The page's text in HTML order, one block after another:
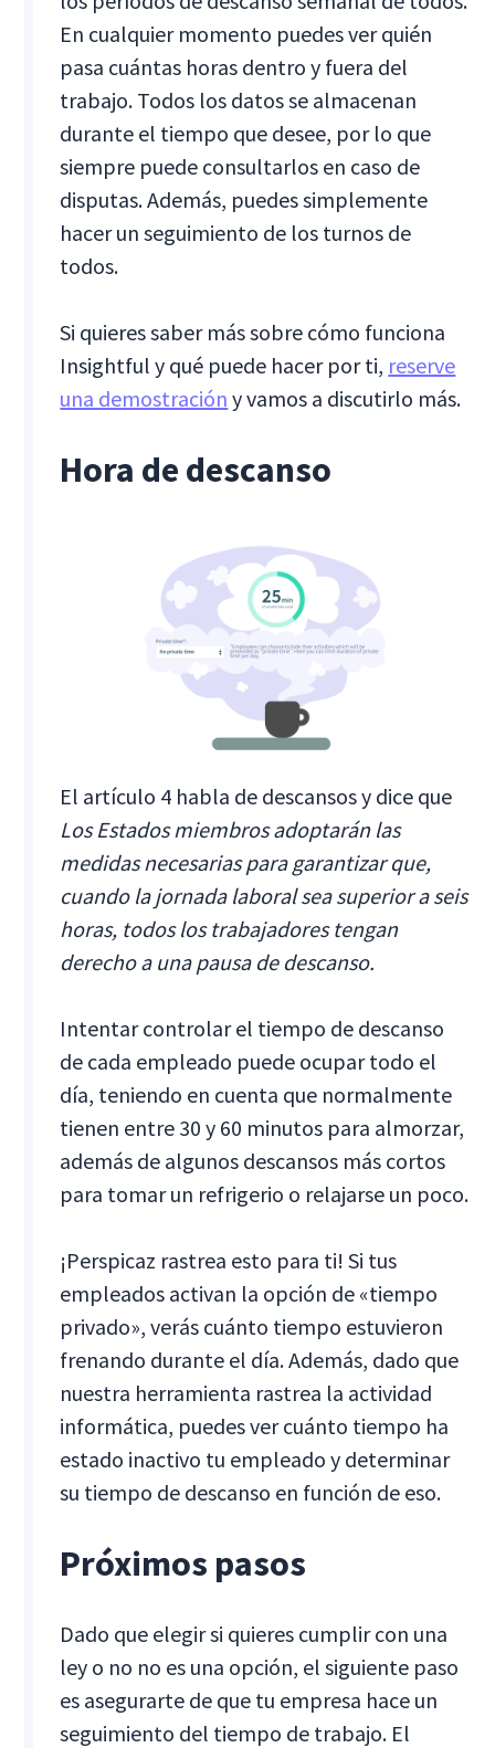
En cualquier momento puedes ver quién
pasa cuántas horas dentro y fuera del
trabajo. Todos los datos se almacenan
durante el tiempo que desee, por lo que
siempre puede consultarlos en caso de
disputas. Además, puedes simplemente
hacer un seguimiento de los turnos de
todos.
Si quieres saber más sobre cómo funciona
Insightful y qué puede hacer por ti, reserve
una demostración y vamos a discutirlo más.
Hora de descanso
El artículo 4 habla de descansos y dice que
Los Estados miembros adoptarán las
medidas necesarias para garantizar que,
cuando la jornada laboral sea superior a seis
horas, todos los trabajadores tengan
derecho a una pausa de descanso.
Intentar controlar el tiempo de descanso
de cada empleado puede ocupar todo el
día, teniendo en cuenta que normalmente
tienen entre 30 y 60 minutos para almorzar,
además de algunos descansos más cortos
para tomar un refrigerio o relajarse un poco.
¡Perspicaz rastrea esto para ti! Si tus
empleados activan la opción de «tiempo
privado», verás cuánto tiempo estuvieron
frenando durante el día. Además, dado que
nuestra herramienta rastrea la actividad
informática, puedes ver cuánto tiempo ha
estado inactivo tu empleado y determinar
su tiempo de descanso en función de eso.
Próximos pasos
Dado que elegir si quieres cumplir con una
ley o no no es una opción, el siguiente paso
es asegurarte de que tu empresa hace un
seguimiento del tiempo de trabajo. El